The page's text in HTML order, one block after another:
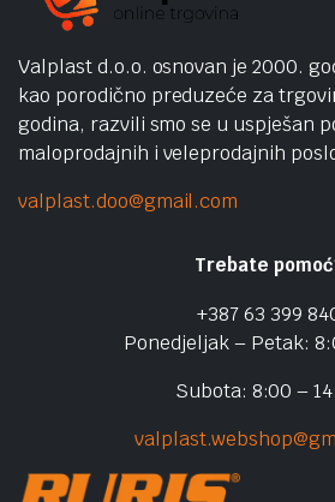
Valplast d.o.o. osnovan je 2000.
kao porodično preduzeće za
godina, razvili smo se u uspješan
maloprodajnih i veleprodajnih
valplast.doo@gmail.com
Trebate
+387 63 399
Ponedjeljak – Petak:
Subota: 8:00 –